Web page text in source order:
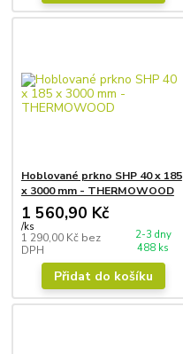
Hoblované prkno SHP 40 x 185
x 3000 mm - THERMOWOOD
1 560,90 Kč
/ks
1 290,00 Kč bez
DPH
2-3 dny
488 ks
Přidat do košíku